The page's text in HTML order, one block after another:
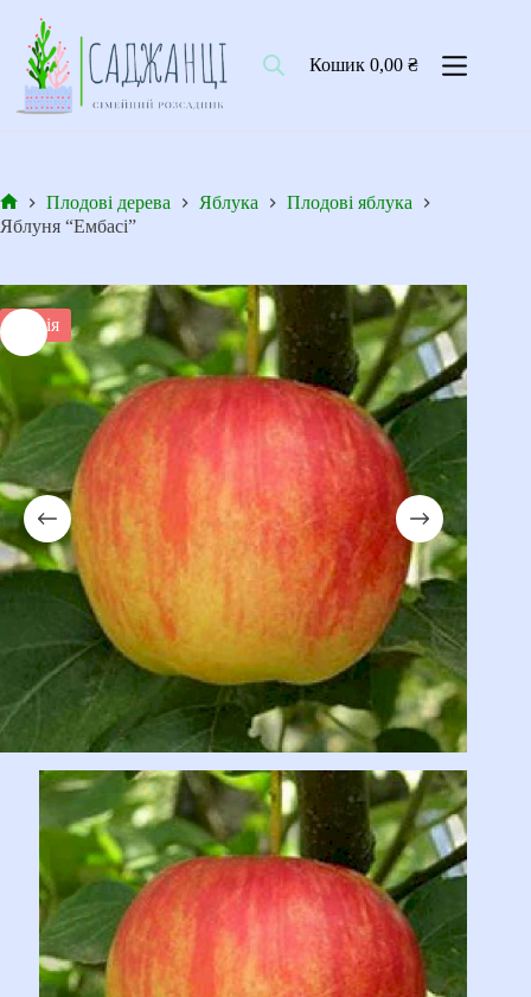
вмісту
Кошик0,00₴
Головна
Плодові дерева Яблука
Плодові яблука
Яблуня “Ембасі”
Акція